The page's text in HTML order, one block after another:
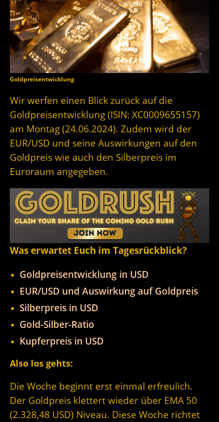
Goldpreisentwicklung
Wir werfen einen Blick zurück auf die
Goldpreisentwicklung (ISIN: XC0009655157)
am Montag (24.06.2024). Zudem wird der
EUR/USD und seine Auswirkungen auf den
Goldpreis wie auch den Silberpreis im
Euroraum angegeben.
Was erwartet Euch im Tagesrückblick?
Goldpreisentwicklung in USD
EUR/USD und Auswirkung auf Goldpreis
Silberpreis in USD
Gold-Silber-Ratio
Kupferpreis in USD
Also los gehts:
Die Woche beginnt erst einmal erfreulich.
Der Goldpreis klettert wieder über EMA 50
(2.328,48 USD) Niveau. Diese Woche richtet